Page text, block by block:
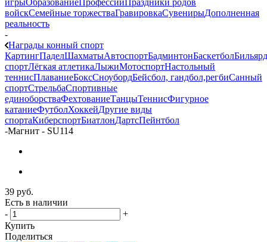
войскСемейные торжестваГравировкаСувенирыДополненная
реальность
-
Награды конный спорт
КартингПаделШахматыАвтоспортБадминтонБаскетболБильярд
спортЛёгкая атлетикаЛыжиМотоспортНастольный
теннисПлаваниеБоксСноубордБейсбол, гандбол,регбиСанный
спортСтрельбаСпортивные
единоборстваФехтованиеТанцыТеннисФигурное
катаниеФутболХоккейДругие виды
спортаКиберспортБиатлонДартсПейнтбол
-Магнит - SU114
39 руб.
Есть в наличии
-
+
Купить
Поделиться